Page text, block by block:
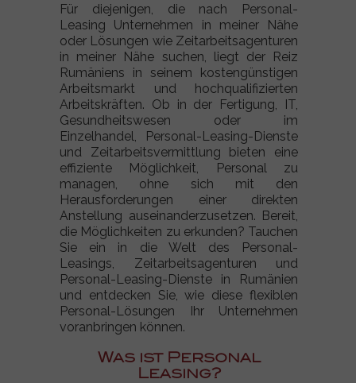
Für diejenigen, die nach Personal-
Leasing Unternehmen in meiner Nähe
oder Lösungen wie Zeitarbeitsagenturen
in meiner Nähe suchen, liegt der Reiz
Rumäniens in seinem kostengünstigen
Arbeitsmarkt und hochqualifizierten
Arbeitskräften. Ob in der Fertigung, IT,
Gesundheitswesen oder im
Einzelhandel, Personal-Leasing-Dienste
und Zeitarbeitsvermittlung bieten eine
effiziente Möglichkeit, Personal zu
managen, ohne sich mit den
Herausforderungen einer direkten
Anstellung auseinanderzusetzen. Bereit,
die Möglichkeiten zu erkunden? Tauchen
Sie ein in die Welt des Personal-
Leasings, Zeitarbeitsagenturen und
Personal-Leasing-Dienste in Rumänien
und entdecken Sie, wie diese flexiblen
Personal-Lösungen Ihr Unternehmen
voranbringen können.
Was ist Personal
Leasing?